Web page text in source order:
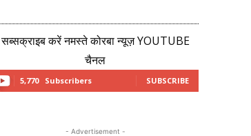
सब्सक्राइब करें नमस्ते कोरबा न्यूज़ YOUTUBE
चैनल
5,770 Subscribers SUBSCRIBE
- Advertisement -